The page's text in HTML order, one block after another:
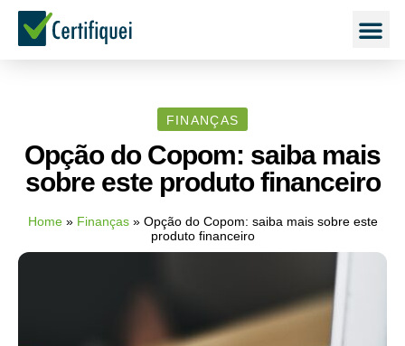
FINANÇAS
Opção do Copom: saiba mais
sobre este produto financeiro
Home» Finanças» Opção do Copom: saiba mais sobre este
produto financeiro